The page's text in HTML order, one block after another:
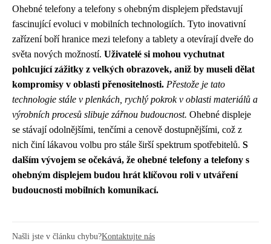
Ohebné telefony a telefony s ohebným displejem představují
fascinující evoluci v mobilních technologiích. Tyto inovativní
zařízení boří hranice mezi telefony a tablety a otevírají dveře do
světa nových možností. Uživatelé si mohou vychutnat
pohlcující zážitky z velkých obrazovek, aniž by museli dělat
kompromisy v oblasti přenositelnosti. Přestože je tato
technologie stále v plenkách, rychlý pokrok v oblasti materiálů a
výrobních procesů slibuje zářnou budoucnost. Ohebné displeje
se stávají odolnějšími, tenčími a cenově dostupnějšími, což z
nich činí lákavou volbu pro stále širší spektrum spotřebitelů. S
dalším vývojem se očekává, že ohebné telefony a telefony s
ohebným displejem budou hrát klíčovou roli v utváření
budoucnosti mobilních komunikací.
Našli jste v článku chybu?Kontaktujte nás